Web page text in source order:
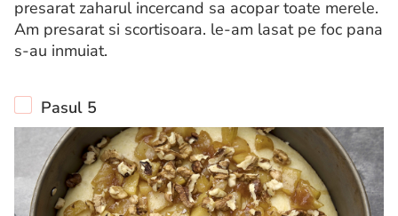
presarat zaharul incercand sa acopar toate merele.
Am presarat si scortisoara. le-am lasat pe foc pana
s-au inmuiat.
Pasul 5